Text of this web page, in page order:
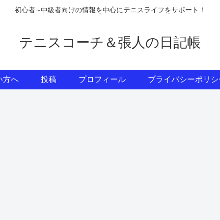
初心者∼中級者向けの情報を中心にテニスライフをサポート！
テニスコーチ＆張人の日記帳
方へ 投稿 プロフィール プライバシーポリシ